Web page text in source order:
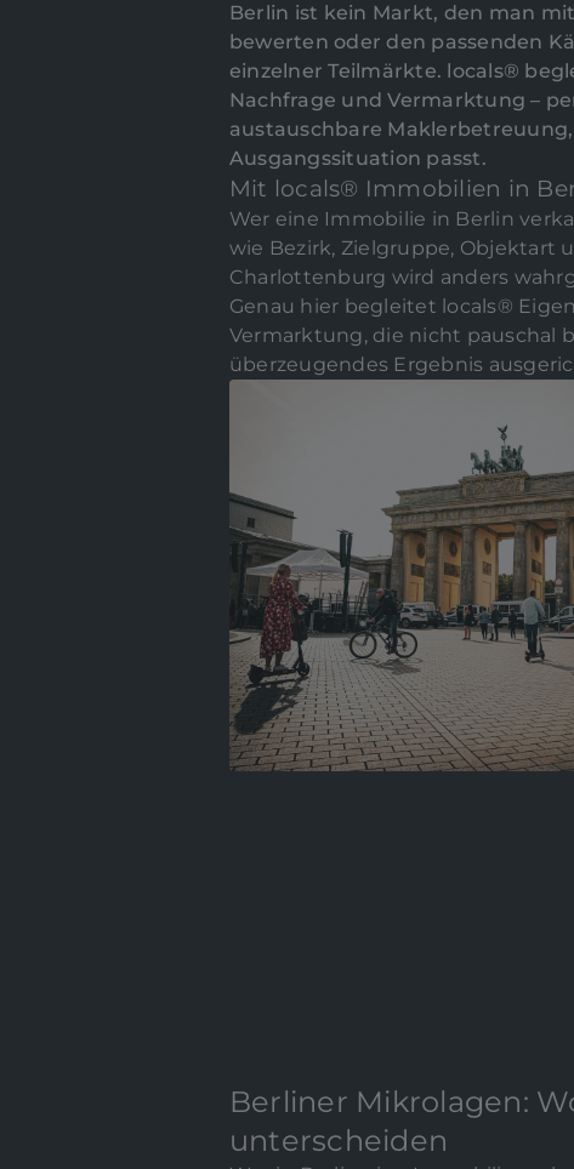
Berlin ist kein Markt, den man
bewerten oder den passenden
einzelner Teilmärkte. locals®
Nachfrage und Vermarktung –
austauschbare
Ausgangssituation passt.
Mit locals® Immobilien in
Wer eine Immobilie in Berlin
wie Bezirk, Zielgruppe, Objektart
Charlottenburg wird anders
Genau hier begleitet locals®
Vermarktung, die nicht pauschal
überzeugendes Ergebnis
Berliner Mikrolagen:
unterscheiden